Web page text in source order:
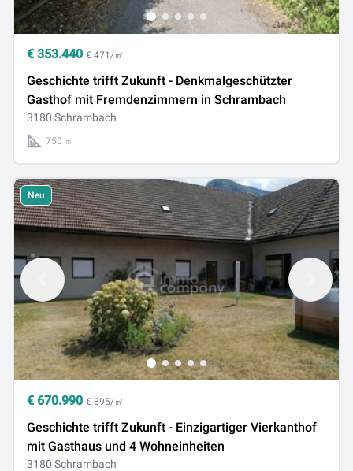
€ 353.440 € 471/㎡
Geschichte trifft Zukunft - Denkmalgeschützter
Gasthof mit Fremdenzimmern in Schrambach
3180 Schrambach
750 ㎡
Neu
€ 670.990 € 895/㎡
Geschichte trifft Zukunft - Einzigartiger Vierkanthof
mit Gasthaus und 4 Wohneinheiten
3180 Schrambach